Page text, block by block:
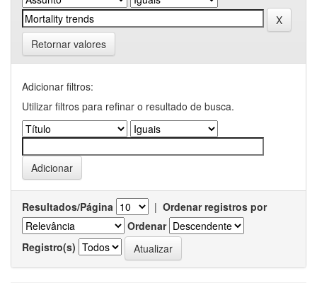
Retornar valores
Adicionar filtros:
Utilizar filtros para refinar o resultado de busca.
Resultados/Página | Ordenar registros por
Ordenar
Registro(s)